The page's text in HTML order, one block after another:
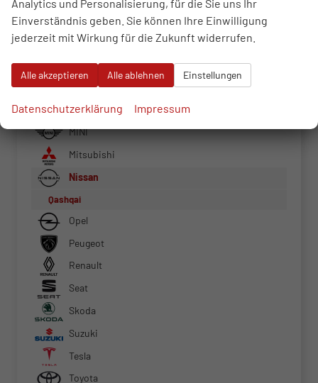
Ford
Hyundai
Jeep
Kia
Mercedes-Benz
MINI
Mitsubishi
Nissan
Qashqai
Opel
Peugeot
Renault
Seat
Skoda
Suzuki
Tesla
Toyota
Analytics und Personalisierung, für die Sie uns Ihr
Einverständnis geben. Sie können Ihre Einwilligung
jederzeit mit Wirkung für die Zukunft widerrufen.
Alle akzeptieren Alle ablehnen Einstellungen
Datenschutzerklärung Impressum